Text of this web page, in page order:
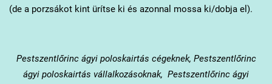
(de a porzsákot kint ürítse ki és azonnal mossa ki/dobja el).
Pestszentlőrincágyi poloskairtás cégeknek, Pestszentlőrinc
ágyi poloskairtás vállalkozásoknak, Pestszentlőrinc ágyi